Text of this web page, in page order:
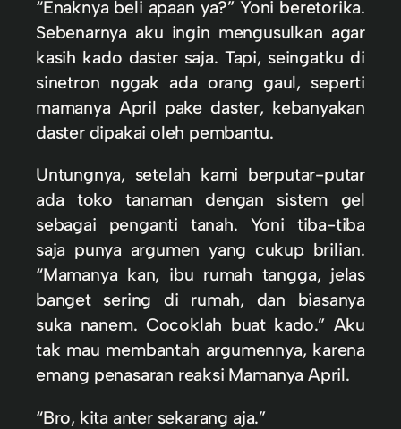
“Enaknya beli apaan ya?” Yoni beretorika.
Sebenarnya aku ingin mengusulkan agar
kasih kado daster saja. Tapi, seingatku di
sinetron nggak ada orang gaul, seperti
mamanya April pake daster, kebanyakan
daster dipakai oleh pembantu.
Untungnya, setelah kami berputar-putar
ada toko tanaman dengan sistem gel
sebagai penganti tanah. Yoni tiba-tiba
saja punya argumen yang cukup brilian.
“Mamanya kan, ibu rumah tangga, jelas
banget sering di rumah, dan biasanya
suka nanem. Cocoklah buat kado.” Aku
tak mau membantah argumennya, karena
emang penasaran reaksi Mamanya April.
“Bro, kita anter sekarang aja.”